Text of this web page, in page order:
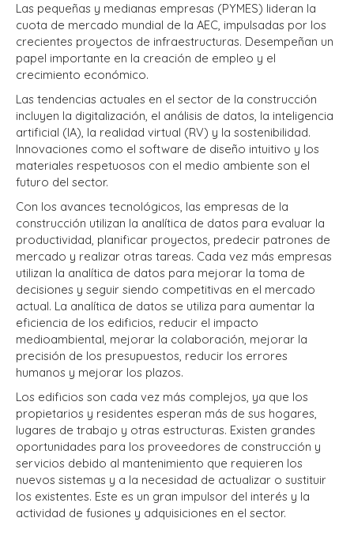
Las pequeñas y medianas empresas (PYMES) lideran la
cuota de mercado mundial de la AEC, impulsadas por los
crecientes proyectos de infraestructuras. Desempeñan un
papel importante en la creación de empleo y el
crecimiento económico.
Las tendencias actuales en el sector de la construcción
incluyen la digitalización, el análisis de datos, la inteligencia
artificial (IA), la realidad virtual (RV) y la sostenibilidad.
Innovaciones como el software de diseño intuitivo y los
materiales respetuosos con el medio ambiente son el
futuro del sector.
Con los avances tecnológicos, las empresas de la
construcción utilizan la analítica de datos para evaluar la
productividad, planificar proyectos, predecir patrones de
mercado y realizar otras tareas. Cada vez más empresas
utilizan la analítica de datos para mejorar la toma de
decisiones y seguir siendo competitivas en el mercado
actual. La analítica de datos se utiliza para aumentar la
eficiencia de los edificios, reducir el impacto
medioambiental, mejorar la colaboración, mejorar la
precisión de los presupuestos, reducir los errores
humanos y mejorar los plazos.
Los edificios son cada vez más complejos, ya que los
propietarios y residentes esperan más de sus hogares,
lugares de trabajo y otras estructuras. Existen grandes
oportunidades para los proveedores de construcción y
servicios debido al mantenimiento que requieren los
nuevos sistemas y a la necesidad de actualizar o sustituir
los existentes. Este es un gran impulsor del interés y la
actividad de fusiones y adquisiciones en el sector.